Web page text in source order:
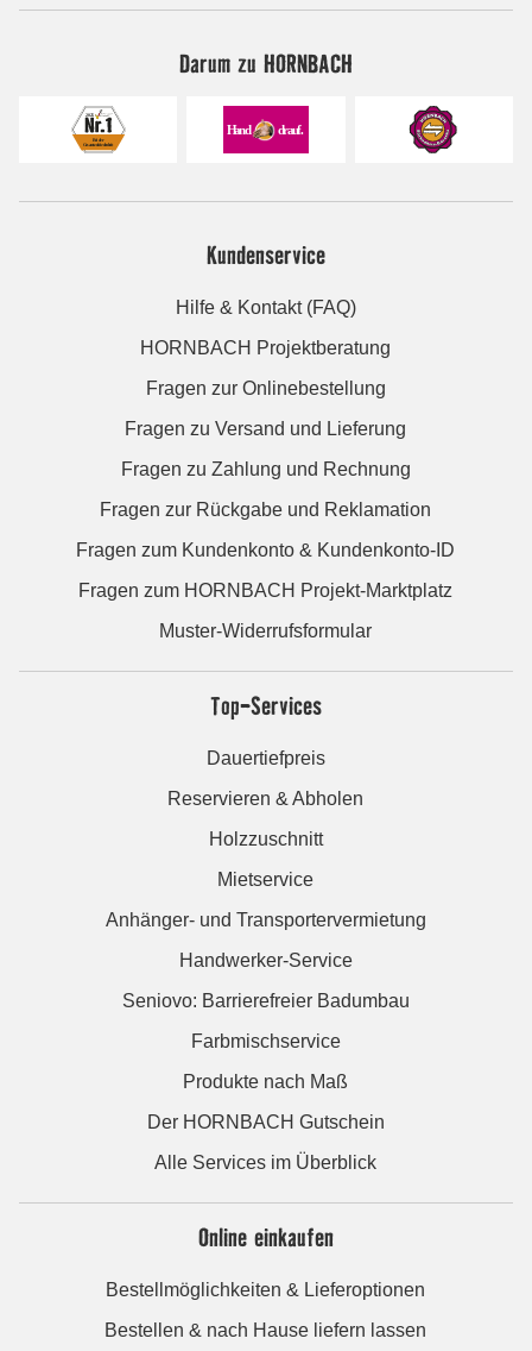
Darum zu HORNBACH
Kundenservice
Hilfe & Kontakt (FAQ)
HORNBACH Projektberatung
Fragen zur Onlinebestellung
Fragen zu Versand und Lieferung
Fragen zu Zahlung und Rechnung
Fragen zur Rückgabe und Reklamation
Fragen zum Kundenkonto & Kundenkonto-ID
Fragen zum HORNBACH Projekt-Marktplatz
Muster-Widerrufsformular
Top-Services
Dauertiefpreis
Reservieren & Abholen
Holzzuschnitt
Mietservice
Anhänger- und Transportervermietung
Handwerker-Service
Seniovo: Barrierefreier Badumbau
Farbmischservice
Produkte nach Maß
Der HORNBACH Gutschein
Alle Services im Überblick
Online einkaufen
Bestellmöglichkeiten & Lieferoptionen
Bestellen & nach Hause liefern lassen